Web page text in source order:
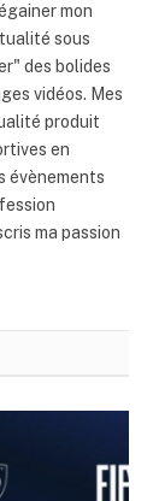
mon
sous
des bolides
vidéos. Mes
produit
en
évènements
ma passion